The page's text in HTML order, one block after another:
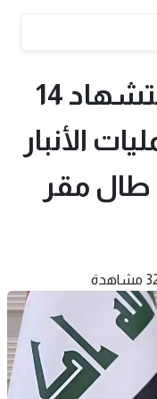
الحشد الشعبي: استشهاد 14
الأنبار
طال مقر